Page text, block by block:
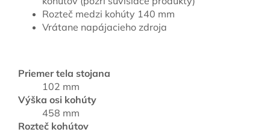
Rozteč medzi kohúty 140 mm
Vrátane napájacieho zdroja
Priemer tela stojana
102 mm
Výška osi kohúty
458 mm
Rozteč kohútov